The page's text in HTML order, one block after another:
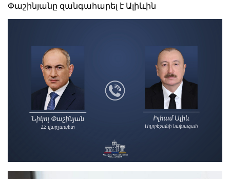
Փաշինյանը զանգահարել է Ալիևին